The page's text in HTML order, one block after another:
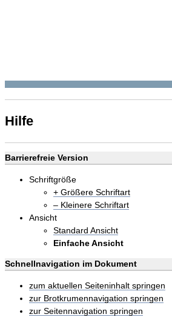
Hilfe
Barrierefreie Version
Schriftgröße
+ Größere Schriftart
– Kleinere Schriftart
Ansicht
Standard Ansicht
Einfache Ansicht
Schnellnavigation im Dokument
zum aktuellen Seiteninhalt springen
zur Brotkrumennavigation springen
zur Seitennavigation springen